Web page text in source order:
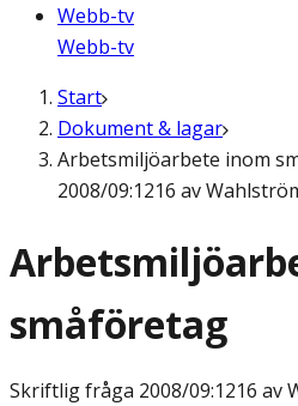
Webb-tv
Webb-tv
Start
Dokument & lagar
Arbetsmiljöarbete inom
2008/09:1216 av
småföretag
Skriftlig fråga 2008/09:1216 av